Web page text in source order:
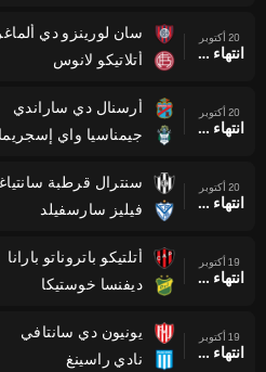
20 أكتوبر
انتهاء وقت المباراة
سان لورينزو دي
أتلاتيكو لانوس
20 أكتوبر
انتهاء وقت المباراة
أرسنال دي ساراندي
جيمناسيا واي إسجريما
20 أكتوبر
انتهاء وقت المباراة
سنترال قرطبة
فيليز سارسفيلد
19 أكتوبر
انتهاء وقت المباراة
أتلتيكو باتروناتو بارانا
ديفنسا خوستيكا
19 أكتوبر
انتهاء وقت المباراة
يونيون دي سانتافي
نادي راسينغ